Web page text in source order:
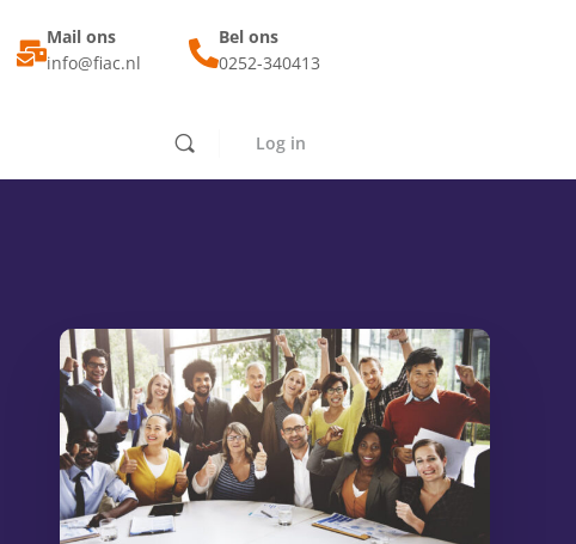
Mail ons
info@fiac.nl
Bel ons
0252-340413
Log in